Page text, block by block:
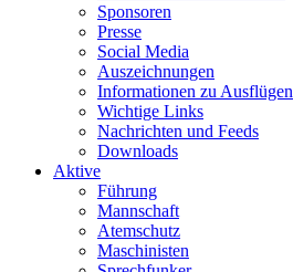
Sponsoren
Presse
Social Media
Auszeichnungen
Informationen zu Ausflügen
Wichtige Links
Nachrichten und Feeds
Downloads
Aktive
Führung
Mannschaft
Atemschutz
Maschinisten